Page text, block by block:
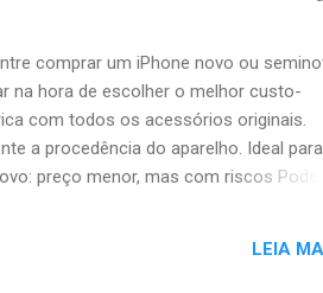
comprar um iPhone novo ou
na hora de escolher o melhor custo-
com todos os acessórios originais.
a procedência do aparelho. Ideal para
preço menor, mas com riscos Pode
ou trocas. 💡 Qual compensa mais?
durabilidade e suporte. Além disso, na
LEIA